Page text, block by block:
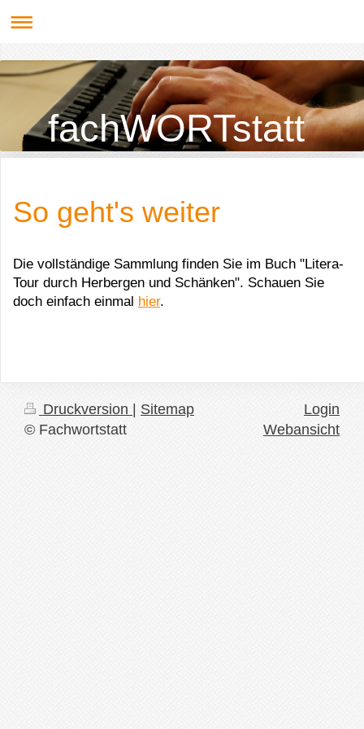
fachWORTstatt
So geht's weiter
Die vollständige Sammlung finden Sie im Buch "Litera-
Tour durch Herbergen und Schänken". Schauen Sie
doch einfach einmal hier.
Druckversion
Sitemap
© Fachwortstatt
Login
Webansicht